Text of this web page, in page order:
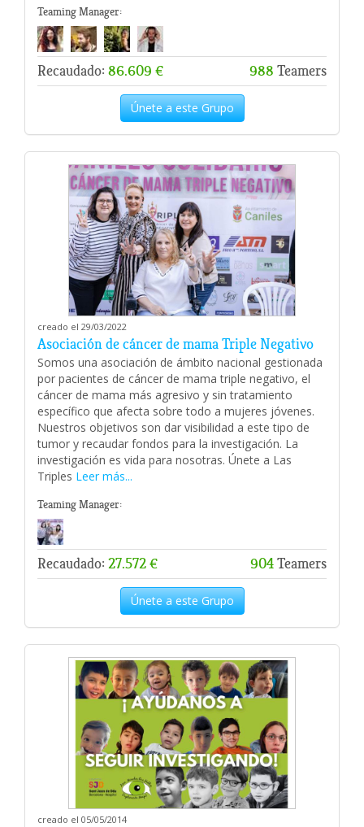
Teaming Manager:
Recaudado: 86.609 € 988 Teamers
Únete a este Grupo
creado el 29/03/2022
Asociación de cáncer de mama Triple Negativo
Somos una asociación de ámbito nacional gestionada
por pacientes de cáncer de mama triple negativo, el
cáncer de mama más agresivo y sin tratamiento
específico que afecta sobre todo a mujeres jóvenes.
Nuestros objetivos son dar visibilidad a este tipo de
tumor y recaudar fondos para la investigación. La
investigación es vida para nosotras. Únete a Las
Triples Leer más...
Teaming Manager:
Recaudado: 27.572 € 904Teamers
Únete a este Grupo
creado el 05/05/2014